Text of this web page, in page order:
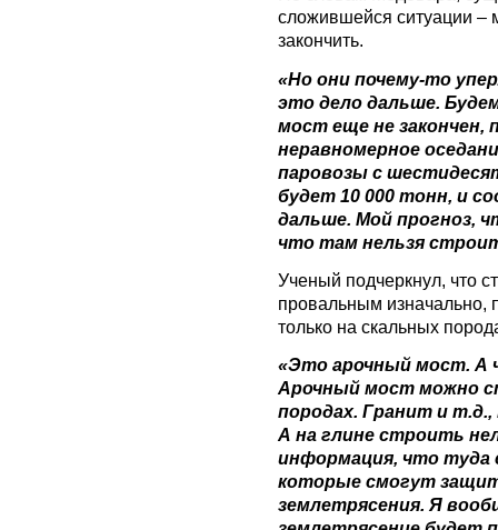
сложившейся ситуации –
закончить.
«Но они почему-то
это дело дальше.
мост еще не закончен,
неравномерное
паровозы с
будет 10 000 тонн, и
дальше. Мой прогноз,
что там нельзя
Ученый подчеркнул, что
провальным изначально,
только на скальных
«Это арочный мост. А
Арочный мост можно
породах. Гранит и
А на глине строить
информация, что туда
которые смогут
землетрясения. Я